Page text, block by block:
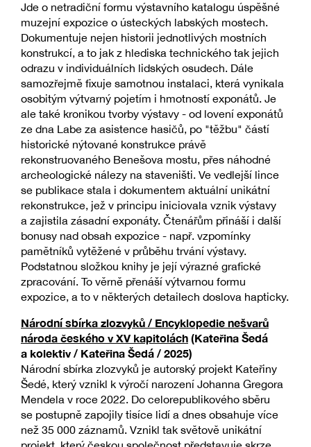
Jde o netradiční formu výstavního katalogu úspěšné
muzejní expozice o ústeckých labských mostech.
Dokumentuje nejen historii jednotlivých mostních
konstrukcí, a to jak z hlediska technického tak jejich
odrazu v individuálních lidských osudech. Dále
samozřejmě fixuje samotnou instalaci, která vynikala
osobitým výtvarný pojetím i hmotností exponátů. Je
ale také kronikou tvorby výstavy - od lovení exponátů
ze dna Labe za asistence hasičů, po "těžbu" částí
historické nýtované konstrukce právě
rekonstruovaného Benešova mostu, přes náhodné
archeologické nálezy na staveništi. Ve vedlejší lince
se publikace stala i dokumentem aktuální unikátní
rekonstrukce, jež v principu iniciovala vznik výstavy
a zajistila zásadní exponáty. Čtenářům přináší i další
bonusy nad obsah expozice - např. vzpomínky
pamětníků vytěžené v průběhu trvání výstavy.
Podstatnou složkou knihy je její výrazné grafické
zpracování. To věrně přenáší výtvarnou formu
expozice, a to v některých detailech doslova hapticky.
Národní sbírka zlozvyků / Encyklopedie nešvarů
národa českého v XV kapitolách (Kateřina Šedá
a kolektiv / Kateřina Šedá / 2025)
Národní sbírka zlozvyků je autorský projekt Kateřiny
Šedé, který vznikl k výročí narození Johanna Gregora
Mendela v roce 2022. Do celorepublikového sběru
se postupně zapojily tisíce lidí a dnes obsahuje více
než 35 000 záznamů. Vznikl tak světově unikátní